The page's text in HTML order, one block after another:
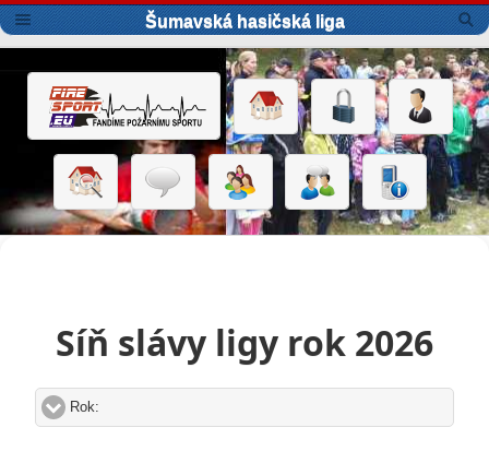
Šumavská hasičská liga
Síň slávy ligy rok 2026
Rok: